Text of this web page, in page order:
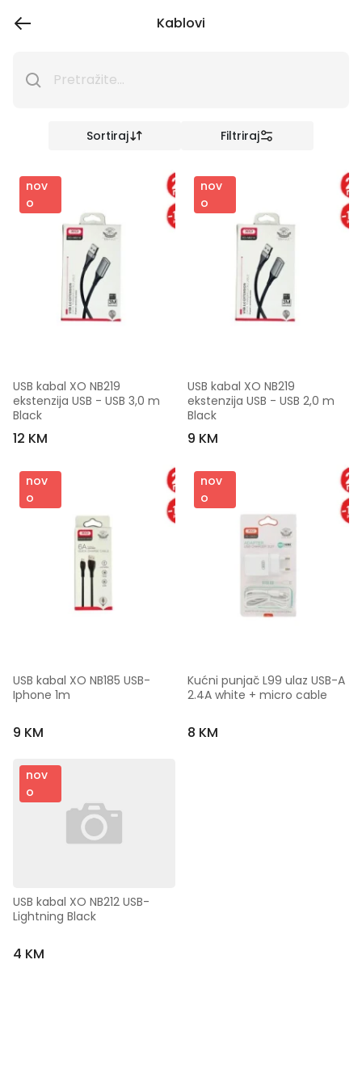
Kablovi
Sortiraj Filtriraj
nov
o
USB kabal XO NB219
ekstenzija USB - USB 3,0 m
Black
12 KM
nov
o
USB kabal XO NB219
ekstenzija USB - USB 2,0 m
Black
9 KM
nov
o
USB kabal XO NB185 USB-
Iphone 1m
9 KM
nov
o
Kućni punjač L99 ulaz USB-A
2.4A white + micro cable
8 KM
nov
o
USB kabal XO NB212 USB-
Lightning Black
4 KM